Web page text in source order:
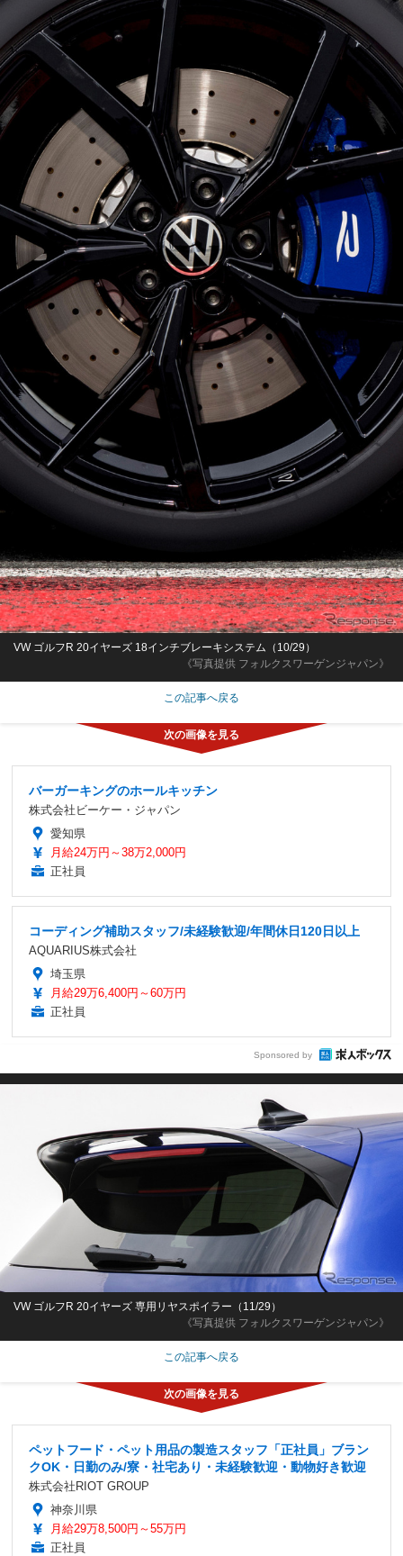
《写真提供 フォルクスワーゲンジャパン》
VW ゴルフR 20イヤーズ 18インチブレーキシステム（10/29）
この記事へ戻る
バーガーキングのホールキッチン
株式会社ビーケー・ジャパン
愛知県
月給24万円～38万2,000円
正社員
コーディング補助スタッフ/未経験歓迎/年間休日120日以上
AQUARIUS株式会社
埼玉県
月給29万6,400円～60万円
正社員
Sponsored by
《写真提供 フォルクスワーゲンジャパン》
VW ゴルフR 20イヤーズ 専用リヤスポイラー（11/29）
この記事へ戻る
ペットフード・ペット用品の製造スタッフ「正社員」ブラン
クOK・日勤のみ/寮・社宅あり・未経験歓迎・動物好き歓迎
株式会社RIOT GROUP
神奈川県
月給29万8,500円～55万円
正社員